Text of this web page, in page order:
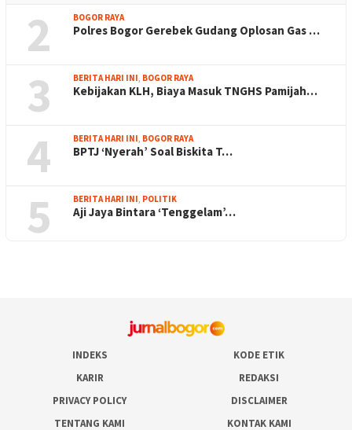
2 BOGOR RAYA
Polres Bogor Gerebek Gudang Oplosan Gas …
3 BERITA HARI INI, BOGOR RAYA
Kebijakan KLH, Biaya Masuk TNGHS Pamijah…
4 BERITA HARI INI, BOGOR RAYA
BPTJ ‘Nyerah’ Soal Biskita T…
5 BERITA HARI INI, POLITIK
Aji Jaya Bintara ‘Tenggelam’…
INDEKS
KODE ETIK
KARIR
REDAKSI
PRIVACY POLICY
DISCLAIMER
TENTANG KAMI
KONTAK KAMI